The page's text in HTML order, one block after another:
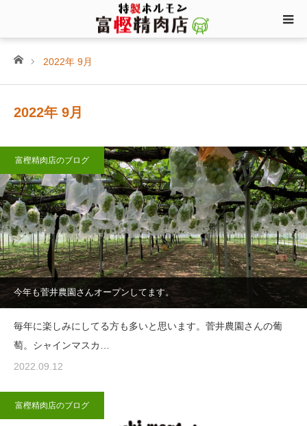
ホーム2022年 9月
2022年 9月
富樫精肉店のブログ
今年も菅井農園さんオープンしてます。
毎年に楽しみにしてる方も多いと思います。菅井農園さんの葡
萄。シャインマスカ…
2022.09.12
富樫精肉店のブログ